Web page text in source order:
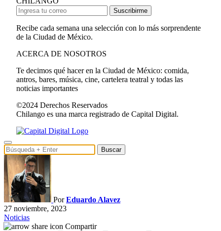
Suscribirme
Recibe cada semana una selección con lo más sorprendente
de la Ciudad de México.
ACERCA DE NOSOTROS
Te decimos qué hacer en la Ciudad de México: comida,
antros, bares, música, cine, cartelera teatral y todas las
noticias importantes
©2024 Derechos Reservados
Chilango es una marca registrado de Capital Digital.
Buscar
PorEduardo Alavez
27 noviembre, 2023
Noticias
Compartir